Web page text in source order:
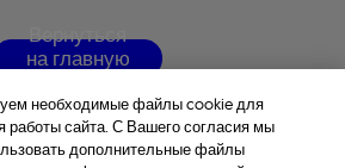
Вернуться
на главную
необходимые файлы cookie для
работы сайта. С Вашего согласия мы
дополнительные файлы